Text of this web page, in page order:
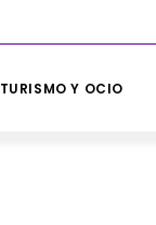
TURISMO Y OCIO